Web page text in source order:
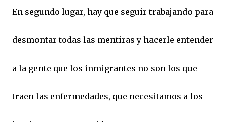
En segundo lugar, hay que seguir trabajando para
desmontar todas las mentiras y hacerle entender
a la gente que los inmigrantes no son los que
traen las enfermedades, que necesitamos a los